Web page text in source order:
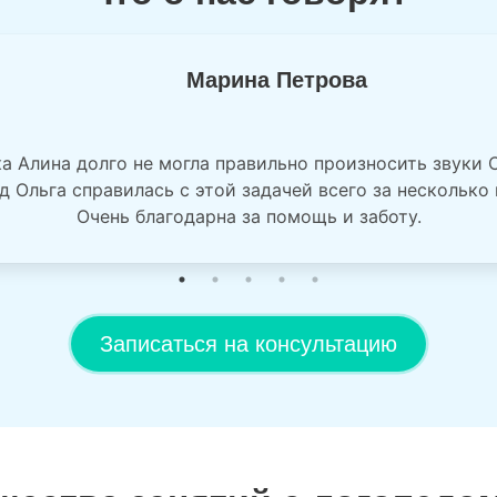
Марина Петрова
Алина долго не могла правильно произносить звуки
Ольга справилась с этой задачей всего за несколько
Очень благодарна за помощь и заботу.
Записаться на консультацию